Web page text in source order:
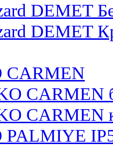
DEMET
DEMET
CARMEN
CARMEN
CARMEN